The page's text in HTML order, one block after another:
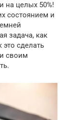
на целых 50%!
состоянием и
задача, как
это сделать
своим